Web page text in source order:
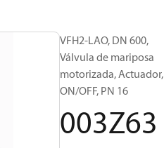
VFH2-LAO, DN 600,
Válvula de mariposa
motorizada, Actuador,
ON/OFF, PN 16
003Z63